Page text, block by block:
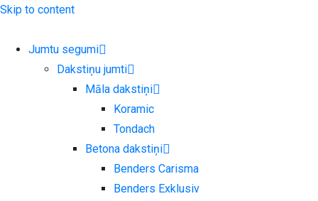
Skip to content
Jumtu segumi
Dakstiņu jumti
Māla dakstiņi
Koramic
Tondach
Betona dakstiņi
Benders Carisma
Benders Exklusiv